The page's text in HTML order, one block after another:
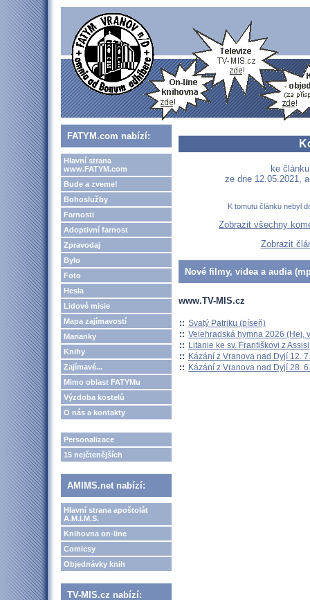
FATYM.com nabízí:
Hlavní strana
www.FATYM.com
Bude a zveme!
Bohoslužby
Farnosti
Adoptivní farnost
Zpravodaj
Bylo
Foto
Hesla
Lidové misie
Mapa zajímavostí
Marianky
Knihy
Zajímavé...
Mimo oblast FATYMu
Výzdoba kostelů
O nás a kontakty
Personalizace
15 nejčtenějších
AMIMS.net nabízí:
Hlavní strana apoštolát
A.M.I.M.S.
Knihovna on-line
Comicsy
Objednávky knih
TV-MIS.cz nabízí:
ke
ze dne 12.05.2021,
K tomutu článku nebyl
Zobrazit všechny
Zobrazit
Nové filmy, videa a audia
www.TV-MIS.cz
:: Svatý Patriku (píseň)
:: Velehradská hymna 2026 (Hej,
:: Litanie ke sv. Františkovi z
:: Kázání z Vranova nad Dyjí 12.
:: Kázání z Vranova nad Dyjí 28.